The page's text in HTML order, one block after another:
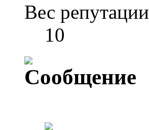
Вес репутации
10